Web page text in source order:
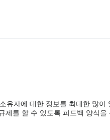
유자에 대한 정보를 최대한 많이
제를 할 수 있도록 피드백 양식을